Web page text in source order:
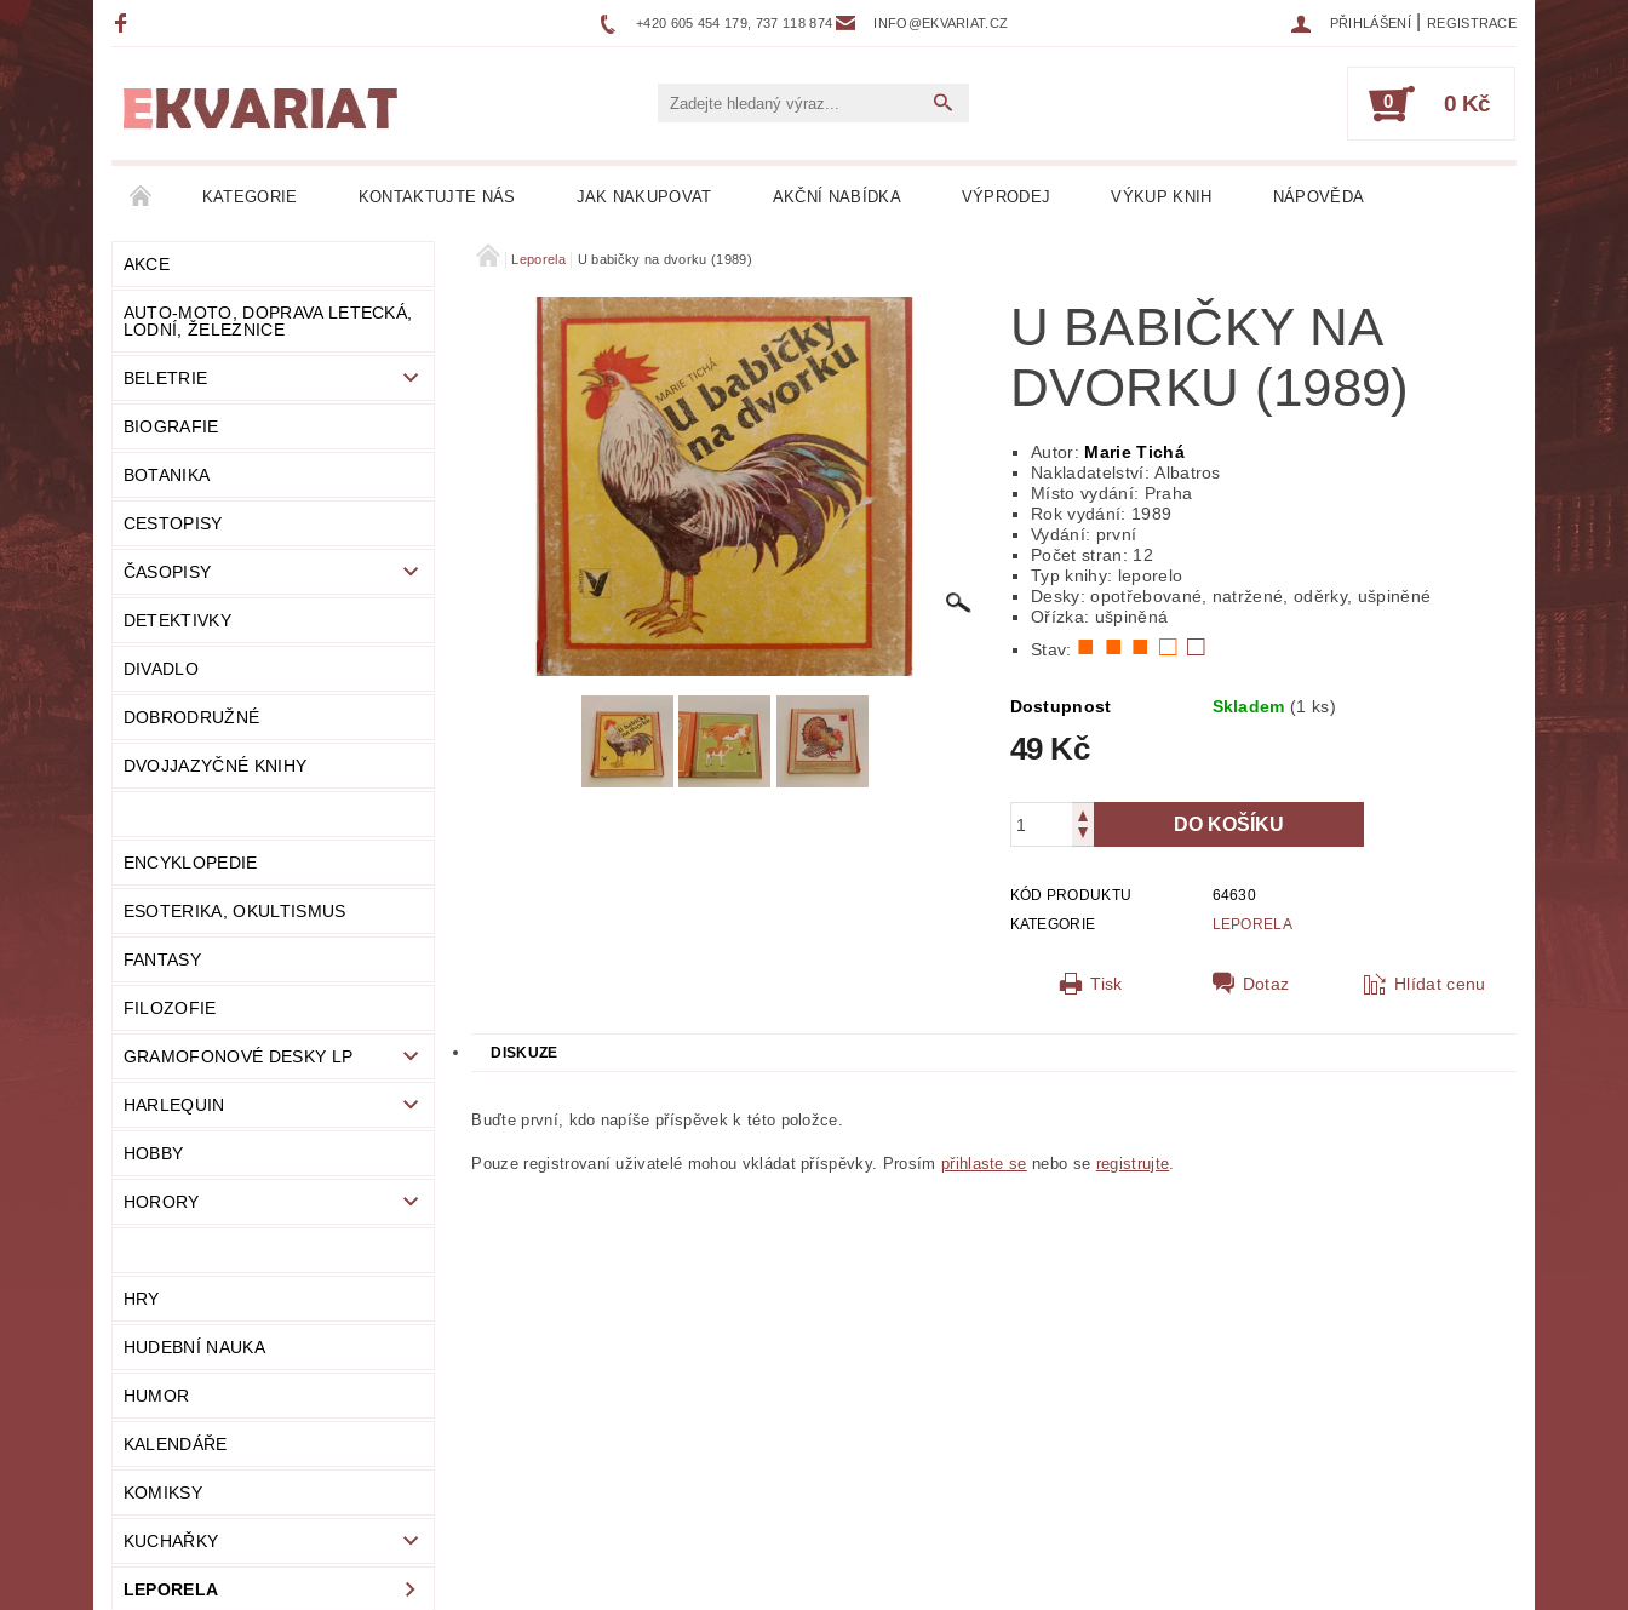
+420 605 454 179, 737 118 874 INFO@EKVARIAT.CZ PŘIHLÁŠENÍ REGISTRACE
0 0 Kč
KATEGORIE KONTAKTUJTE NÁS JAK NAKUPOVAT AKČNÍ NABÍDKA VÝPRODEJ VÝKUP KNIH NÁPOVĚDA
AKCE AUTO-MOTO, DOPRAVA LETECKÁ, LODNÍ, ŽELEZNICE BELETRIE
DETEKTIVKY DIVADLO DOBRODRUŽNÉ DVOJJAZYČNÉ KNIHY ESOTERIKA, OKULTISMUS
FANTASY GRAMOFONOVÉ DESKY LP HARLEQUIN HOBBY HORORY HRY HUDEBNÍ NAUKA
KUCHAŘKY LEPORELA LEVNÉ KNIHY LITERATURA CIZOJAZYČNÁ
LITERATURA EROTICKÁ LITERATURA FAKTU LITERATURA HISTORICKÁ
LITERATURA NAUČNÁ LITERATURA TECHNICKÁ LITERATURA VÁLEČNÁ MAPY MÍSTOPIS NÁBOŽENSTVÍ
MODELY, VYSTŘIHOVÁNKY PEXESA POEZIE POHLEDNICE POLITOLOGIE, SOCIOLOGIE
RODOKAPSY, WESTERN SCI-FI SLOVNÍKY THRILLERY
UČEBNICE VYŘAZENO Z KNIHOVNY ZÁHADY ZDRAVÍ ZOOLOGIE
AKCE
AUTO-MOTO, DOPRAVA LETECKÁ,
LODNÍ, ŽELEZNICE
BELETRIE
BIOGRAFIE
BOTANIKA
CESTOPISY
ČASOPISY
DETEKTIVKY
DIVADLO
DOBRODRUŽNÉ
DVOJJAZYČNÉ KNIHY
ENCYKLOPEDIE
ESOTERIKA, OKULTISMUS
FANTASY
FILOZOFIE
GRAMOFONOVÉ DESKY LP
HARLEQUIN
HOBBY
HORORY
HRY
HUDEBNÍ NAUKA
HUMOR
KALENDÁŘE
KOMIKSY
KUCHAŘKY
LEPORELA
Leporela U babičky na dvorku (1989)
U BABIČKY NA
DVORKU (1989)
Autor: Marie Tichá
Nakladatelství: Albatros
Místo vydání: Praha
Rok vydání: 1989
Vydání: první
Počet stran: 12
Typ knihy: leporelo
Desky: opotřebované, natržené, oděrky, ušpiněné
Ořízka: ušpiněná
Stav: ■ ■ ■ □ □
Dostupnost Skladem (1 ks)
49 Kč
KÓD PRODUKTU
64630
KATEGORIE
LEPORELA
Tisk Dotaz Hlídat cenu
DISKUZE
Buďte první, kdo napíše příspěvek k této položce.
Pouze registrovaní uživatelé mohou vkládat příspěvky. Prosím přihlaste se nebo se registrujte.